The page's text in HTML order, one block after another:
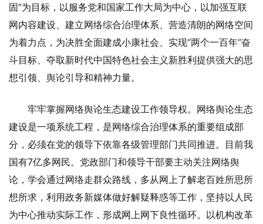
固”为目标，以服务党和国家工作大局为中心，以加强互联
网内容建设、建立网络综合治理体系、营造清朗的网络空间
为着力点，为决胜全面建成小康社会、实现“两个一百年”奋
斗目标、夺取新时代中国特色社会主义新胜利提供强大的思
想引领、舆论引导和精神力量。
牢牢掌握网络舆论生态建设工作领导权。网络舆论生态
建设是一项系统工程，是网络综合治理体系的重要组成部
分，必须在党的领导下依靠各级管理部门共同推进。目前我
国有7亿多网民。党政部门和领导干部要主动关注网络舆
论，学会通过网络走群众路线，多从网上了解老百姓所思所
想所求，利用政务新媒体做好解疑释惑等工作，坚持以人民
为中心推动实际工作，形成网上网下良性循环。以机构改革